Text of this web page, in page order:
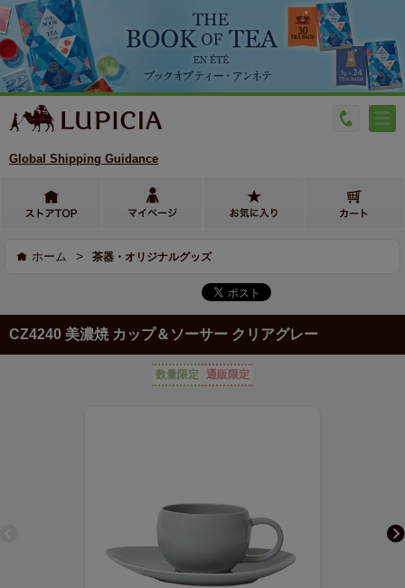
Global Shipping Guidance
ホーム > 茶器・オリジナルグッズ
CZ4240 美濃焼 カップ＆ソーサー クリアグレー
数量限定 通販限定